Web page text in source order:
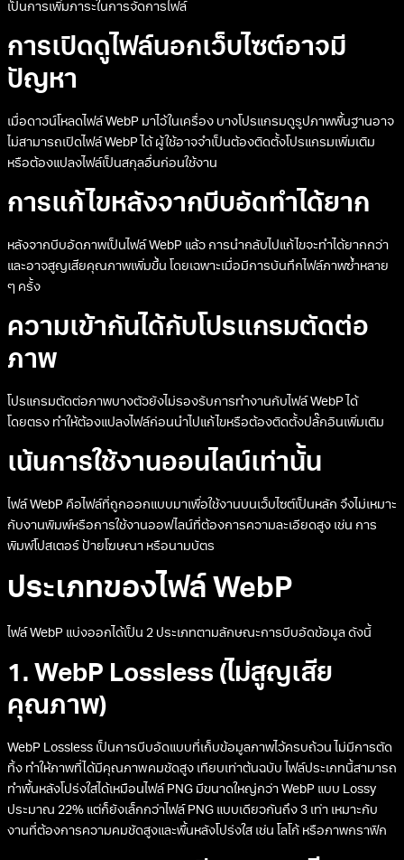
เป็นการเพิ่มภาระในการจัดการไฟล์
การเปิดดูไฟล์นอกเว็บไซต์อาจมี
ปัญหา
เมื่อดาวน์โหลดไฟล์ WebP มาไว้ในเครื่อง บางโปรแกรมดูรูปภาพพื้นฐานอาจ
ไม่สามารถเปิดไฟล์ WebP ได้ ผู้ใช้อาจจำเป็นต้องติดตั้งโปรแกรมเพิ่มเติม
หรือต้องแปลงไฟล์เป็นสกุลอื่นก่อนใช้งาน
การแก้ไขหลังจากบีบอัดทำได้ยาก
หลังจากบีบอัดภาพเป็นไฟล์ WebP แล้ว การนำกลับไปแก้ไขจะทำได้ยากกว่า
และอาจสูญเสียคุณภาพเพิ่มขึ้น โดยเฉพาะเมื่อมีการบันทึกไฟล์ภาพซ้ำหลาย
ๆ ครั้ง
ความเข้ากันได้กับโปรแกรมตัดต่อ
ภาพ
โปรแกรมตัดต่อภาพบางตัวยังไม่รองรับการทำงานกับไฟล์ WebP ได้
โดยตรง ทำให้ต้องแปลงไฟล์ก่อนนำไปแก้ไขหรือต้องติดตั้งปลั๊กอินเพิ่มเติม
เน้นการใช้งานออนไลน์เท่านั้น
ไฟล์ WebP คือไฟล์ที่ถูกออกแบบมาเพื่อใช้งานบนเว็บไซต์เป็นหลัก จึงไม่เหมาะ
กับงานพิมพ์หรือการใช้งานออฟไลน์ที่ต้องการความละเอียดสูง เช่น การ
พิมพ์โปสเตอร์ ป้ายโฆษณา หรือนามบัตร
ประเภทของไฟล์ WebP
ไฟล์ WebP แบ่งออกได้เป็น 2 ประเภทตามลักษณะการบีบอัดข้อมูล ดังนี้
1. WebP Lossless (ไม่สูญเสีย
คุณภาพ)
WebP Lossless เป็นการบีบอัดแบบที่เก็บข้อมูลภาพไว้ครบถ้วน ไม่มีการตัด
ทิ้ง ทำให้ภาพที่ได้มีคุณภาพคมชัดสูง เทียบเท่าต้นฉบับ ไฟล์ประเภทนี้สามารถ
ทำพื้นหลังโปร่งใสได้เหมือนไฟล์ PNG มีขนาดใหญ่กว่า WebP แบบ Lossy
ประมาณ 22% แต่ก็ยังเล็กกว่าไฟล์ PNG แบบเดียวกันถึง 3 เท่า เหมาะกับ
งานที่ต้องการความคมชัดสูงและพื้นหลังโปร่งใส เช่น โลโก้ หรือภาพกราฟิก